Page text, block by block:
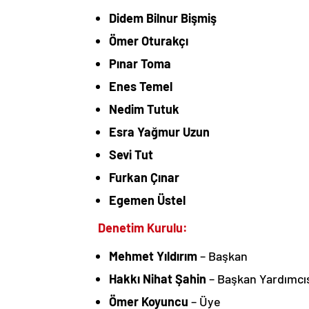
Didem Bilnur Bişmiş
Ömer Oturakçı
Pınar Toma
Enes Temel
Nedim Tutuk
Esra Yağmur Uzun
Sevi Tut
Furkan Çınar
Egemen Üstel
Denetim Kurulu:
Mehmet Yıldırım– Başkan
Hakkı Nihat Şahin – Başkan
Ömer Koyuncu – Üye